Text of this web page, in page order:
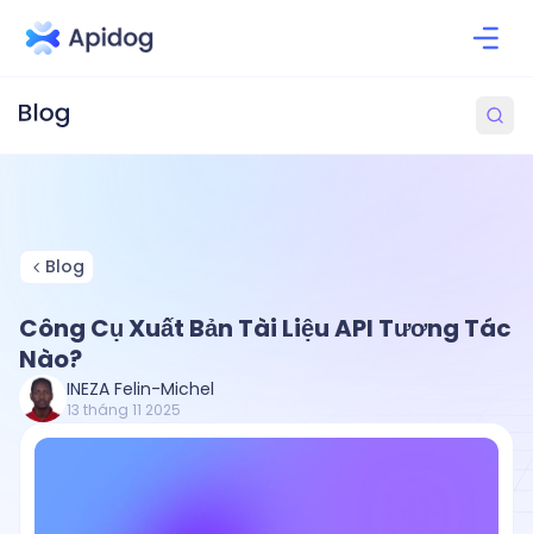
Blog
Công Cụ Xuất Bản Tài Liệu API Tương Tác
Nào?
INEZA Felin-Michel
13 tháng 11 2025